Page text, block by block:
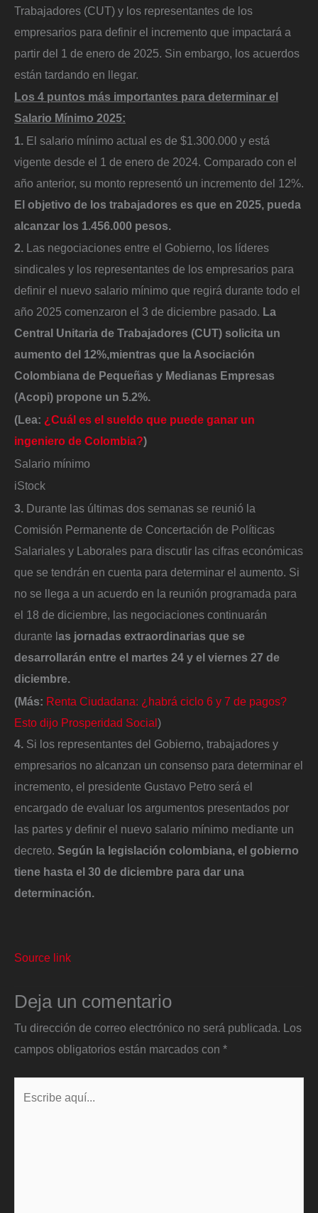
Trabajadores (CUT) y los representantes de los
empresarios para definir el incremento que impactará a
partir del 1 de enero de 2025. Sin embargo, los acuerdos
están tardando en llegar.
Los 4 puntos más importantes para determinar el
Salario Mínimo 2025:
1. El salario mínimo actual es de $1.300.000 y está
vigente desde el 1 de enero de 2024. Comparado con el
año anterior, su monto representó un incremento del 12%.
El objetivo de los trabajadores es que en 2025, pueda
alcanzar los 1.456.000 pesos.
2. Las negociaciones entre el Gobierno, los líderes
sindicales y los representantes de los empresarios para
definir el nuevo salario mínimo que regirá durante todo el
año 2025 comenzaron el 3 de diciembre pasado. La
Central Unitaria de Trabajadores (CUT) solicita un
aumento del 12%,mientras que la Asociación
Colombiana de Pequeñas y Medianas Empresas
(Acopi) propone un 5.2%.
(Lea: ¿Cuál es el sueldo que puede ganar un
ingeniero de Colombia?)
Salario mínimo
iStock
3. Durante las últimas dos semanas se reunió la
Comisión Permanente de Concertación de Políticas
Salariales y Laborales para discutir las cifras económicas
que se tendrán en cuenta para determinar el aumento. Si
no se llega a un acuerdo en la reunión programada para
el 18 de diciembre, las negociaciones continuarán
durante las jornadas extraordinarias que se
desarrollarán entre el martes 24 y el viernes 27 de
diciembre.
(Más: Renta Ciudadana: ¿habrá ciclo 6 y 7 de pagos?
Esto dijo Prosperidad Social)
4. Si los representantes del Gobierno, trabajadores y
empresarios no alcanzan un consenso para determinar el
incremento, el presidente Gustavo Petro será el
encargado de evaluar los argumentos presentados por
las partes y definir el nuevo salario mínimo mediante un
decreto. Según la legislación colombiana, el gobierno
tiene hasta el 30 de diciembre para dar una
determinación.
Source link
Deja un comentario
Tu dirección de correo electrónico no será publicada. Los
campos obligatorios están marcados con *